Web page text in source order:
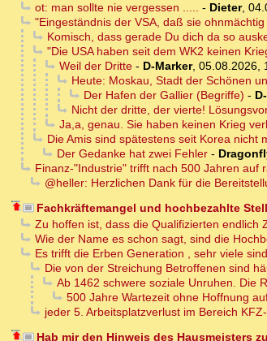
ot: man sollte nie vergessen ..... - Dieter,
"Eingeständnis der VSA, daß sie
Komisch, dass gerade Du dich da so
"Die USA haben seit dem WK2 keinen
Weil der Dritte- D-Marker, 05.08.2026,
Heute: Moskau, Stadt der Schönen
Der Hafen der Gallier (Begriffe) -
Nicht der dritte, der vierte!
Ja,a, genau. Sie haben keinen Krieg
Die Amis sind spätestens seit Korea nicht
Der Gedanke hat zwei Fehler-
Finanz-"Industrie" trifft nach 500 Jahren auf
@heller: Herzlichen Dank für die
Fachkräftemangel und hochbezahlte
Zu hoffen ist, dass die Qualifizierten endlich
Wie der Name es schon sagt, sind die
Es trifft die Erben Generation , sehr viele
Die von der Streichung Betroffenen sind
Ab 1462 schwere soziale Unruhen. Die
500 Jahre Wartezeit ohne Hoffnung
jeder 5. Arbeitsplatzverlust im Bereich
Hab mir den Hinweis des Hausmeisters